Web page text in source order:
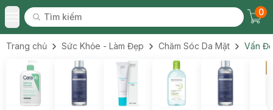
Toggle Menu
Tìm kiếm
Tìm kiếm
0
Trang chủ Sức Khỏe - Làm Đẹp Chăm Sóc Da Mặt Vấn